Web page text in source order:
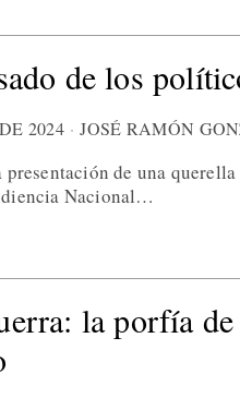
de los
2024 JOSÉ RAMÓN
de una
Nacional…
la porfía